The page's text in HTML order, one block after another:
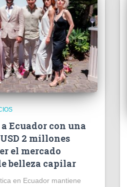
Ecuador con una
2 millones
el mercado
belleza capilar
en Ecuador mantiene